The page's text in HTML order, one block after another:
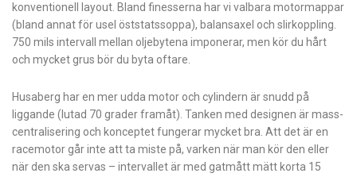
konventionell layout. Bland finesserna har vi valbara motormappar
(bland annat för usel öststatssoppa), balansaxel och slirkoppling.
750 mils intervall mellan oljebytena imponerar, men kör du hårt
och mycket grus bör du byta oftare.
Husaberg har en mer udda motor och cylindern är snudd på
liggande (lutad 70 grader framåt). Tanken med designen är mass-
centralisering och konceptet fungerar mycket bra. Att det är en
racemotor går inte att ta miste på, varken när man kör den eller
när den ska servas – intervallet är med gatmått mätt korta 15